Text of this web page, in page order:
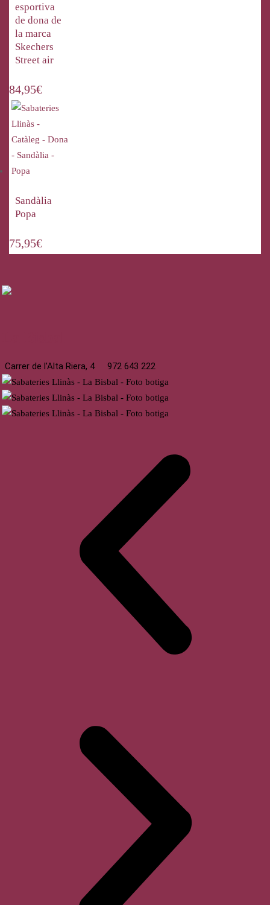
esportiva
de dona de
la marca
Skechers
Street air
84,95€
Sandàlia
Popa
75,95€
Carrer de l’Alta Riera, 4 972 643 222